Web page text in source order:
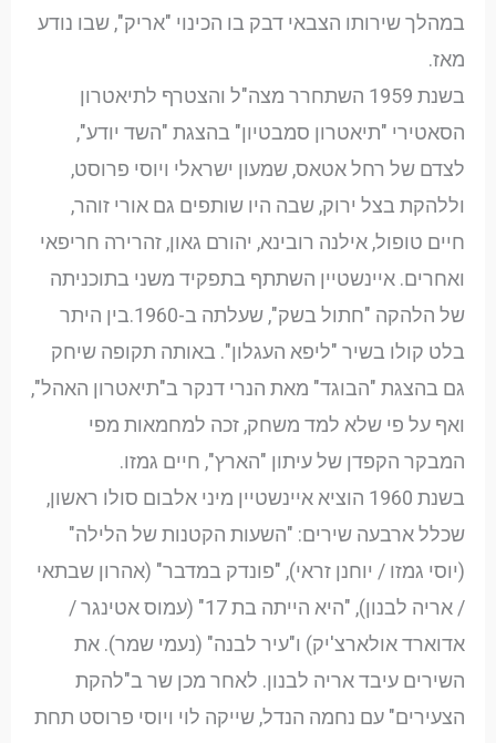
במהלך שירותו הצבאי דבק בו הכינוי "אריק", שבו נודע
מאז.
בשנת 1959 השתחרר מצה"ל והצטרף לתיאטרון
הסאטירי "תיאטרון סמבטיון" בהצגת "השד יודע",
לצדם של רחל אטאס, שמעון ישראלי ויוסי פרוסט,
וללהקת בצל ירוק, שבה היו שותפים גם אורי זוהר,
חיים טופול, אילנה רובינא, יהורם גאון, זהרירה חריפאי
ואחרים. איינשטיין השתתף בתפקיד משני בתוכניתה
של הלהקה "חתול בשק", שעלתה ב-1960.בין היתר
בלט קולו בשיר "ליפא העגלון". באותה תקופה שיחק
גם בהצגת "הבוגד" מאת הנרי דנקר ב"תיאטרון האהל",
ואף על פי שלא למד משחק, זכה למחמאות מפי
המבקר הקפדן של עיתון "הארץ", חיים גמזו.
בשנת 1960 הוציא איינשטיין מיני אלבום סולו ראשון,
שכלל ארבעה שירים: "השעות הקטנות של הלילה"
(יוסי גמזו / יוחנן זראי), "פונדק במדבר" (אהרון שבתאי
/ אריה לבנון), "היא הייתה בת 17" (עמוס אטינגר /
אדוארד אולארצ'יק) ו"עיר לבנה" (נעמי שמר). את
השירים עיבד אריה לבנון. לאחר מכן שר ב"להקת
הצעירים" עם נחמה הנדל, שייקה לוי ויוסי פרוסט תחת